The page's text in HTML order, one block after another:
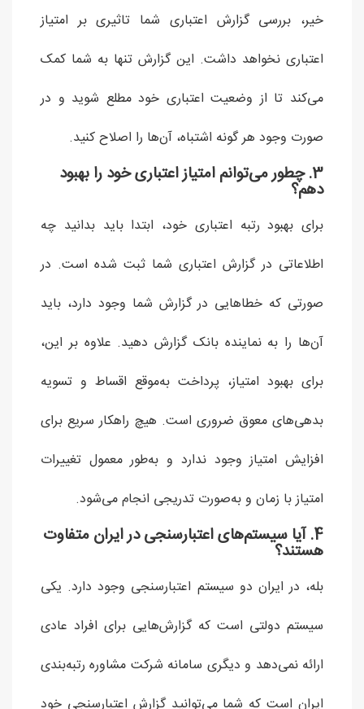
خیر، بررسی گزارش اعتباری شما تاثیری بر امتیاز
اعتباری نخواهد داشت. این گزارش تنها به شما کمک
می‌کند تا از وضعیت اعتباری خود مطلع شوید و در
صورت وجود هر گونه اشتباه، آن‌ها را اصلاح کنید.
3. چطور می‌توانم امتیاز اعتباری خود را بهبود
دهم؟
برای بهبود رتبه اعتباری خود، ابتدا باید بدانید چه
اطلاعاتی در گزارش اعتباری شما ثبت شده است. در
صورتی که خطاهایی در گزارش شما وجود دارد، باید
آن‌ها را به نماینده بانک گزارش دهید. علاوه بر این،
برای بهبود امتیاز، پرداخت به‌موقع اقساط و تسویه
بدهی‌های معوق ضروری است. هیچ راهکار سریع برای
افزایش امتیاز وجود ندارد و به‌طور معمول تغییرات
امتیاز با زمان و به‌صورت تدریجی انجام می‌شود.
4. آیا سیستم‌های اعتبارسنجی در ایران متفاوت
هستند؟
بله، در ایران دو سیستم اعتبارسنجی وجود دارد. یکی
سیستم دولتی است که گزارش‌هایی برای افراد عادی
ارائه نمی‌دهد و دیگری سامانه شرکت مشاوره رتبه‌بندی
ایران است که شما می‌توانید گزارش اعتبارسنجی خود